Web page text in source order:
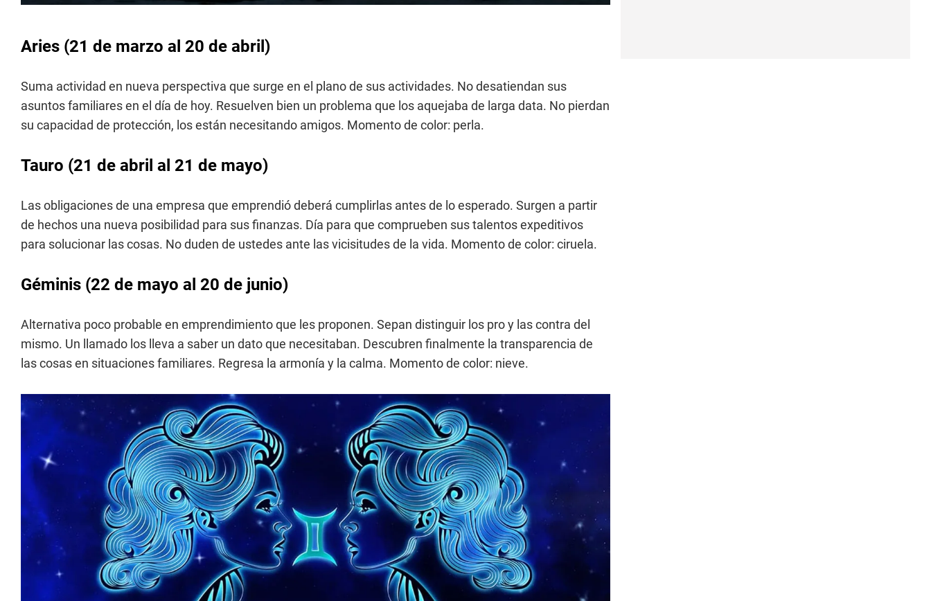
Aries (21 de marzo al 20 de abril)
Suma actividad en nueva perspectiva que surge en el plano de sus actividades. No desatiendan sus
asuntos familiares en el día de hoy. Resuelven bien un problema que los aquejaba de larga data. No pierdan
su capacidad de protección, los están necesitando amigos. Momento de color: perla.
Tauro (21 de abril al 21 de mayo)
Las obligaciones de una empresa que emprendió deberá cumplirlas antes de lo esperado. Surgen a partir
de hechos una nueva posibilidad para sus finanzas. Día para que comprueben sus talentos expeditivos
para solucionar las cosas. No duden de ustedes ante las vicisitudes de la vida. Momento de color: ciruela.
Géminis (22 de mayo al 20 de junio)
Alternativa poco probable en emprendimiento que les proponen. Sepan distinguir los pro y las contra del
mismo. Un llamado los lleva a saber un dato que necesitaban. Descubren finalmente la transparencia de
las cosas en situaciones familiares. Regresa la armonía y la calma. Momento de color: nieve.